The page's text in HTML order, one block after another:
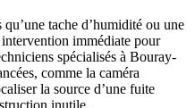
tache d’humidité ou une
immédiate pour
spécialisés à Bouray-
comme la caméra
la source d’une fuite